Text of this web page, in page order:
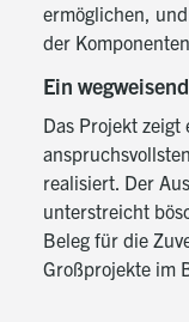
ermöglichen,
der
Ein
Das Projekt
realisiert. Der
unterstreicht
Beleg für die
Großprojekte im